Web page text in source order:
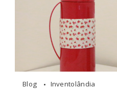
Blog Inventolândia